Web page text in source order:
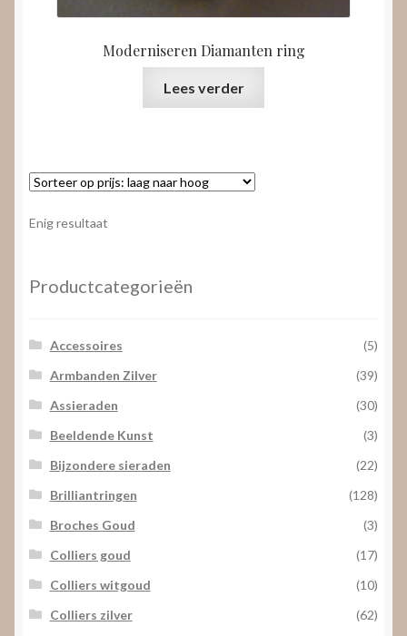
Moderniseren Diamanten ring
Lees verder
Enig resultaat
Productcategorieën
Accessoires
(5)
Armbanden Zilver
(39)
Assieraden
(30)
Beeldende Kunst
(3)
Bijzondere sieraden
(22)
Brilliantringen
(128)
Broches Goud
(3)
Colliers goud
(17)
Colliers witgoud
(10)
Colliers zilver
(62)